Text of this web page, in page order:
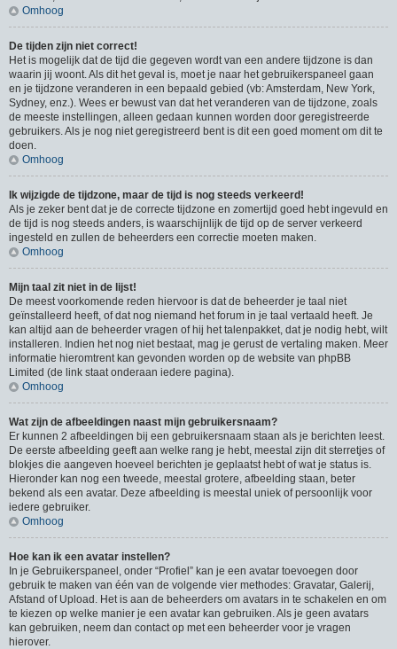
Omhoog
De tijden zijn niet correct!
Het is mogelijk dat de tijd die gegeven wordt van een andere tijdzone is dan
waarin jij woont. Als dit het geval is, moet je naar het gebruikerspaneel gaan
en je tijdzone veranderen in een bepaald gebied (vb: Amsterdam, New York,
Sydney, enz.). Wees er bewust van dat het veranderen van de tijdzone, zoals
de meeste instellingen, alleen gedaan kunnen worden door geregistreerde
gebruikers. Als je nog niet geregistreerd bent is dit een goed moment om dit te
doen.
Omhoog
Ik wijzigde de tijdzone, maar de tijd is nog steeds verkeerd!
Als je zeker bent dat je de correcte tijdzone en zomertijd goed hebt ingevuld en
de tijd is nog steeds anders, is waarschijnlijk de tijd op de server verkeerd
ingesteld en zullen de beheerders een correctie moeten maken.
Omhoog
Mijn taal zit niet in de lijst!
De meest voorkomende reden hiervoor is dat de beheerder je taal niet
geïnstalleerd heeft, of dat nog niemand het forum in je taal vertaald heeft. Je
kan altijd aan de beheerder vragen of hij het talenpakket, dat je nodig hebt, wilt
installeren. Indien het nog niet bestaat, mag je gerust de vertaling maken. Meer
informatie hieromtrent kan gevonden worden op de website van phpBB
Limited (de link staat onderaan iedere pagina).
Omhoog
Wat zijn de afbeeldingen naast mijn gebruikersnaam?
Er kunnen 2 afbeeldingen bij een gebruikersnaam staan als je berichten leest.
De eerste afbeelding geeft aan welke rang je hebt, meestal zijn dit sterretjes of
blokjes die aangeven hoeveel berichten je geplaatst hebt of wat je status is.
Hieronder kan nog een tweede, meestal grotere, afbeelding staan, beter
bekend als een avatar. Deze afbeelding is meestal uniek of persoonlijk voor
iedere gebruiker.
Omhoog
Hoe kan ik een avatar instellen?
In je Gebruikerspaneel, onder “Profiel” kan je een avatar toevoegen door
gebruik te maken van één van de volgende vier methodes: Gravatar, Galerij,
Afstand of Upload. Het is aan de beheerders om avatars in te schakelen en om
te kiezen op welke manier je een avatar kan gebruiken. Als je geen avatars
kan gebruiken, neem dan contact op met een beheerder voor je vragen
hierover.